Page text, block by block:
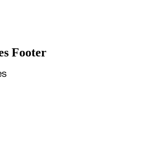
Footer